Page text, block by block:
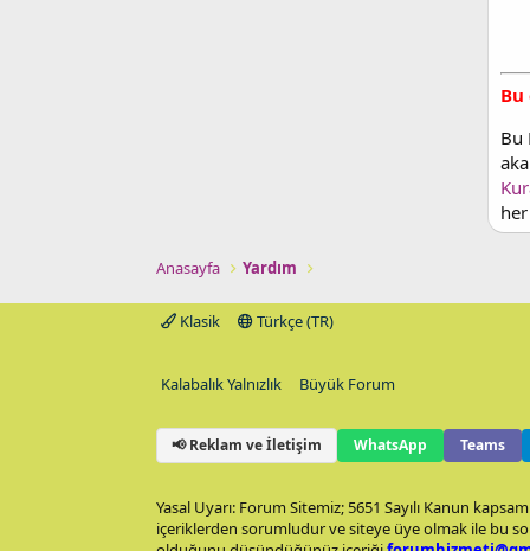
Bu
Anasayfa Yardım
Klasik Türkçe (TR)
Kalabalık Yalnızlık Büyük Forum
📢 Reklam ve İletişim WhatsApp Teams
Yasal Uyarı: Forum Sitemiz; 5651 Sayılı Kanun
içeriklerden sorumludur ve siteye üye olmak ile bu